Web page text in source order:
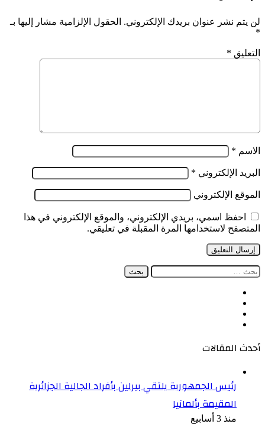
لن يتم نشر عنوان بريدك الإلكتروني. الحقول الإلزامية مشار إليها بـ
*
التعليق *
الاسم *
البريد الإلكتروني *
الموقع الإلكتروني
احفظ اسمي، بريدي الإلكتروني، والموقع الإلكتروني في هذا
المتصفح لاستخدامها المرة المقبلة في تعليقي.
البحث
أحدث المقالات
رئيس الجمهورية يلتقي ببرلين بأفراد الجالية الجزائرية
المقيمة بألمانيا
منذ 3 أسابيع